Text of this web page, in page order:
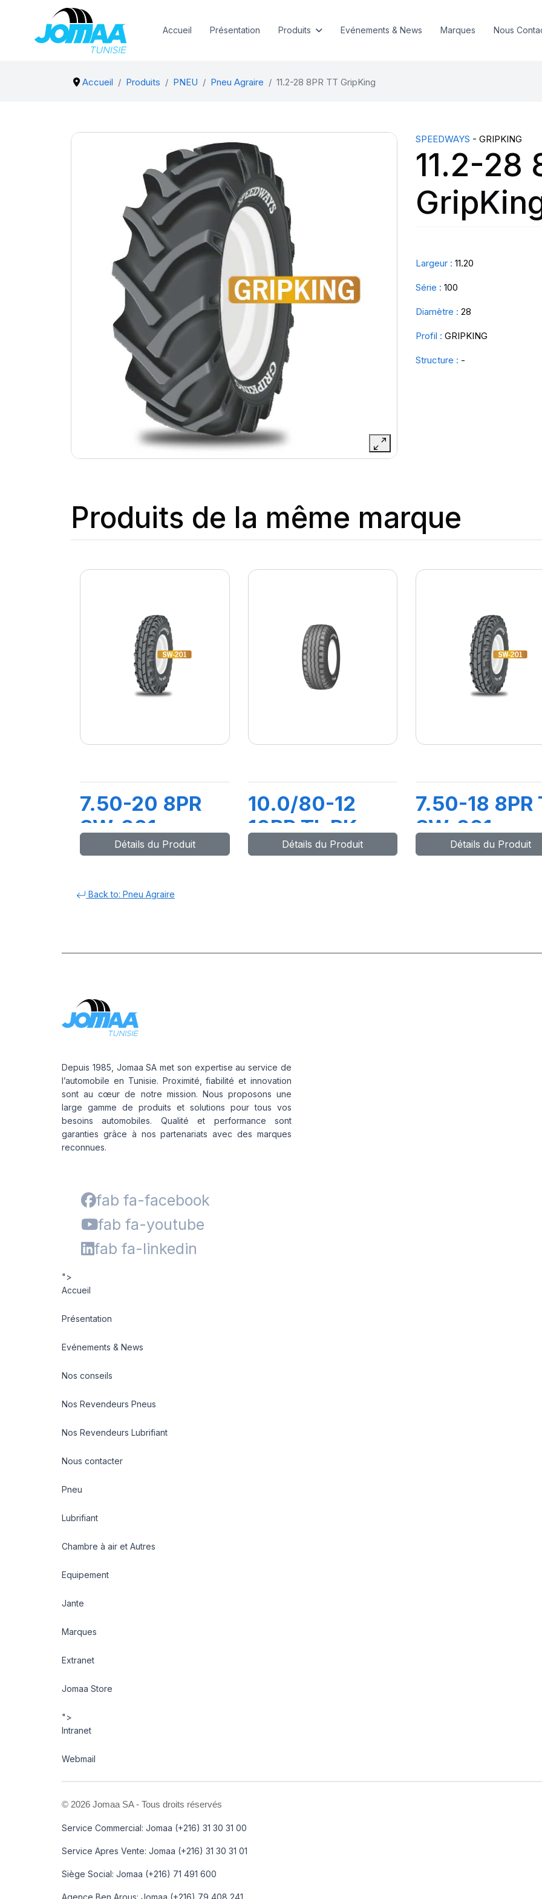
Accueil Présentation Produits Evénements & News Marques Nous
Accueil Produits PNEU Pneu Agraire 11.2-28 8PR TT GripKing
SPEEDWAYS - GRIPKING
11.2-28
Largeur : 11.20
Série : 100
Diamètre : 28
Profil : GRIPKING
Structure : -
Produits de la même marque
7.50-20 8PR
SW-201
Détails du Produit
10.0/80-12
10PR TL PK
303Détails du Produit
7.50-18 8PR
SW-201
Détails du Produit
Back to: Pneu Agraire
Depuis 1985, Jomaa SA met son expertise au service de
l’automobile en Tunisie. Proximité, fiabilité et innovation
sont au cœur de notre mission. Nous proposons une
large gamme de produits et solutions pour tous vos
besoins automobiles. Qualité et performance sont
garanties grâce à nos partenariats avec des marques
reconnues.
fab fa-facebook
fab fa-youtube
fab fa-linkedin
">
Accueil
Présentation
Evénements & News
Nos conseils
Nos Revendeurs Pneus
Nos Revendeurs Lubrifiant
Nous contacter
Pneu
Lubrifiant
Chambre à air et Autres
Equipement
Jante
Marques
Extranet
Jomaa Store
">
Intranet
Webmail
© 2026 Jomaa SA - Tous droits réservés
Service Commercial: Jomaa (+216) 31 30 31 00
Service Apres Vente: Jomaa (+216) 31 30 31 01
Siège Social: Jomaa (+216) 71 491 600
Agence Ben Arous: Jomaa (+216) 79 408 241